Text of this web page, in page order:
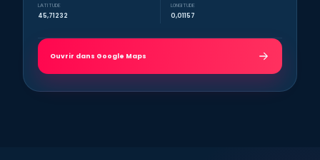
LATITUDE
45,71232
LONGITUDE
0,01157
Ouvrir dans Google Maps